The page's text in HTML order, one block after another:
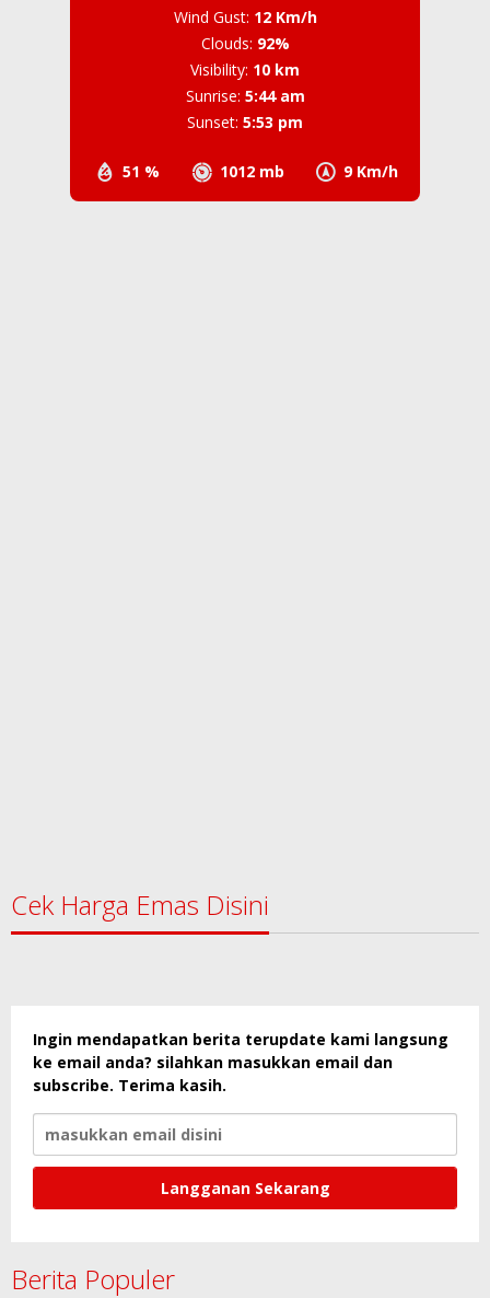
51 % 1012 mb 9 Km/h
Wind Gust: 12 Km/h
Clouds: 92%
Visibility: 10 km
Sunrise: 5:44 am
Sunset: 5:53 pm
Cek Harga Emas Disini
Ingin mendapatkan berita terupdate kami langsung
ke email anda? silahkan masukkan email dan
subscribe. Terima kasih.
Berita Populer